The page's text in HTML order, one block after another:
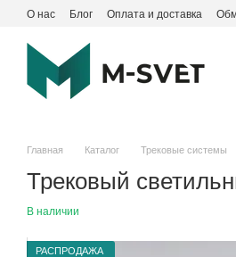
Перейти к основному контенту
О нас Блог Оплата и доставка
Главная Каталог Трековые системы
Трековый
В наличии
РАСПРОДАЖА